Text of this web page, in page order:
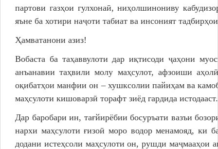
партови газҳои гулхонаӣ, ниҳолшинониву
яъне ба хотири наҷоти табиат ва инсоният
Ҳамватанони азиз!
Вобаста ба таҳаввулоти дар иқтисоди ҷаҳони
анъанавии таҳвили молу маҳсулот, афзоиши
оқибатҳои манфии он – хушксолии пайиҳам ва
маҳсулоти кишоварзӣ торафт зиёд гардида истодааст.
Дар баробари ин, тағйирёбии босуръати вазъи
нархи маҳсулоти ғизоӣ моро водор менамояд, ки
додани истеҳсоли маҳсулоти он, рушди маҷмааҳои